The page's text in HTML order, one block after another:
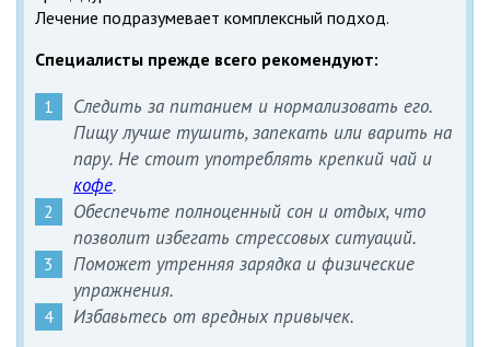
Лечение подразумевает комплексный подход.
Специалисты прежде всего рекомендуют:
Следить за питанием и нормализовать его.
Пищу лучше тушить, запекать или варить на
пару. Не стоит употреблять крепкий чай и
кофе.
Обеспечьте полноценный сон и отдых, что
позволит избегать стрессовых ситуаций.
Поможет утренняя зарядка и физические
упражнения.
Избавьтесь от вредных привычек.